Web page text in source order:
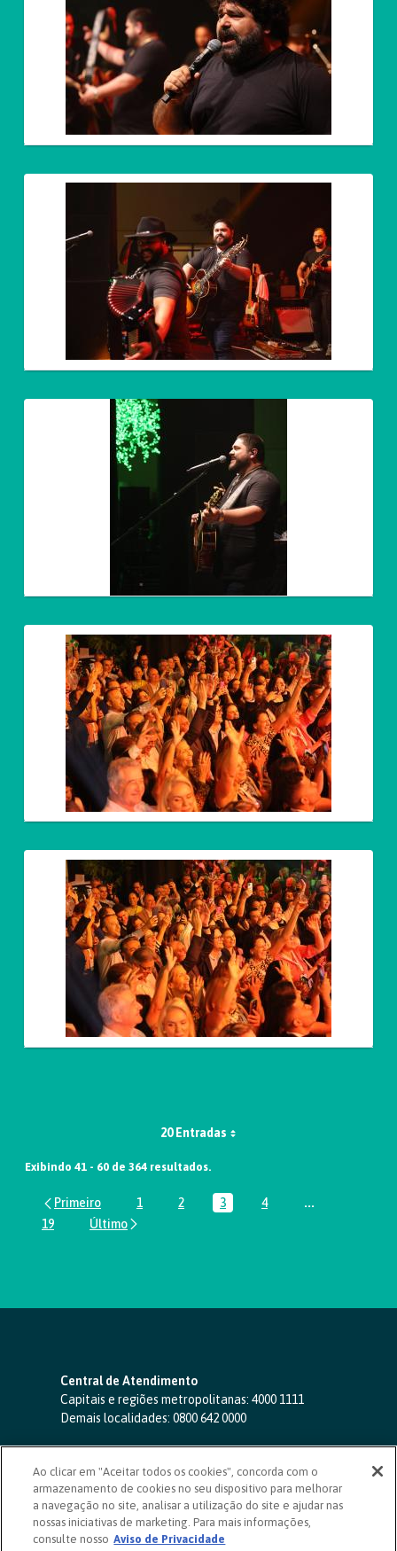
20 Entradas
Exibindo 41 - 60 de 364 resultados.
Página
1 Página
2 Página
3 Página
4 ...Páginas
Página
19
Central de Atendimento
Capitais e regiões metropolitanas: 4000 1111
Demais localidades: 0800 642 0000
SAC 24 horas-0800 724 4420
Ouvidoria
0800 725 0996
(de segunda a sexta, das 8h às 20h)
ouvidoriasicoob.com.br
Deficientes auditivos ou de fala
Ao clicar em "Aceitar todos os cookies", concorda com o
armazenamento de cookies no seu dispositivo para melhorar
a navegação no site, analisar a utilização do site e ajudar nas
nossas iniciativas de marketing. Para mais informações,
consulte nosso Aviso de Privacidade